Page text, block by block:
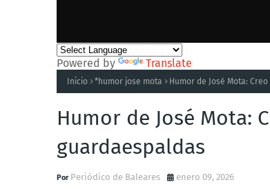
Powered by Translate
Inicio *humor jose mota Humor de José Mota:
Humor de José Mota:
guardaespaldas
Periódico de Baleares enero 09, 2026